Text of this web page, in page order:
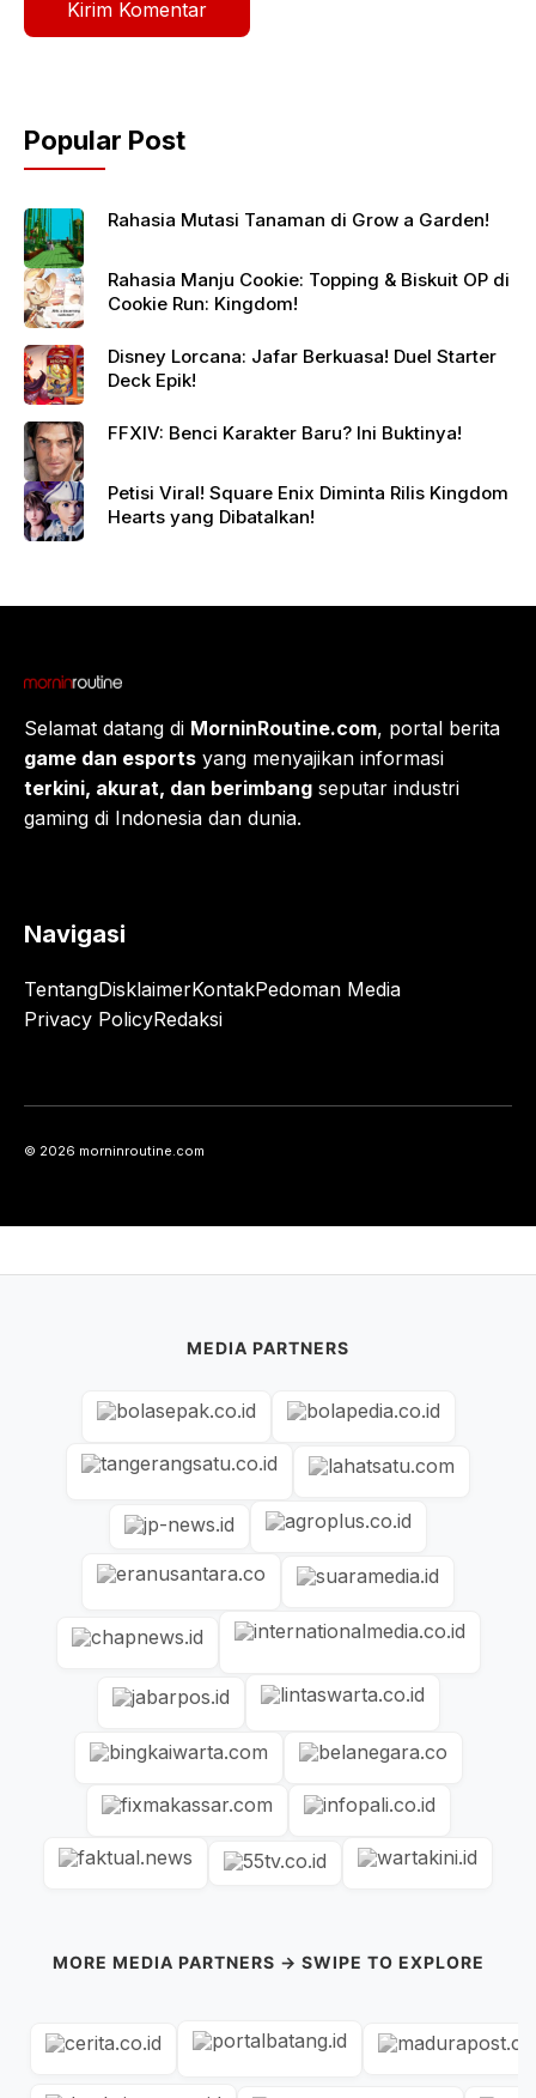
Popular Post
Rahasia Mutasi Tanaman di Grow a Garden!
Rahasia Manju Cookie: Topping & Biskuit OP di
Cookie Run: Kingdom!
Disney Lorcana: Jafar Berkuasa! Duel Starter
Deck Epik!
FFXIV: Benci Karakter Baru? Ini Buktinya!
Petisi Viral! Square Enix Diminta Rilis Kingdom
Hearts yang Dibatalkan!
Selamat datang di MorninRoutine.com, portal berita
game dan esports yang menyajikan informasi
terkini, akurat, dan berimbang seputar industri
gaming di Indonesia dan dunia.
Navigasi
TentangDisklaimerKontakPedoman Media
Privacy PolicyRedaksi
© 2026 morninroutine.com
MEDIA PARTNERS
MORE MEDIA PARTNERS → SWIPE TO EXPLORE